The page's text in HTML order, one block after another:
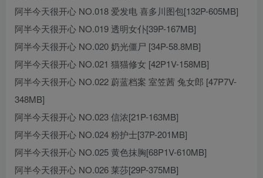
阿半今天很开心 NO.018 爱发电 喜多川图包[132P-605MB]
阿半今天很开心 NO.019 透明女仆[39P-167MB]
阿半今天很开心 NO.020 奶光僵尸 [34P-58.8MB]
阿半今天很开心 NO.021 猫猫修女 [42P1V-158MB]
阿半今天很开心 NO.022 蔚蓝档案 室笠茜 兔女郎 [47P7V-
348MB]
阿半今天很开心 NO.023 信浓[21P-163MB]
阿半今天很开心 NO.024 粉护士[37P-201MB]
阿半今天很开心 NO.025 黄色抹胸[68P1V-610MB]
阿半今天很开心 NO.026 莱莎[29P-375MB]